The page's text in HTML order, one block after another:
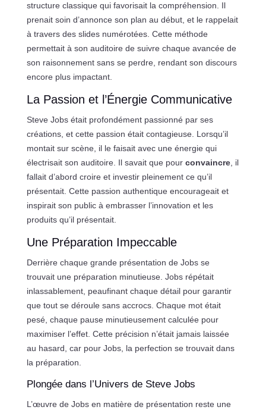
structure classique qui favorisait la compréhension. Il
prenait soin d’annonce son plan au début, et le rappelait
à travers des slides numérotées. Cette méthode
permettait à son auditoire de suivre chaque avancée de
son raisonnement sans se perdre, rendant son discours
encore plus impactant.
La Passion et l’Énergie Communicative
Steve Jobs était profondément passionné par ses
créations, et cette passion était contagieuse. Lorsqu’il
montait sur scène, il le faisait avec une énergie qui
électrisait son auditoire. Il savait que pour convaincre, il
fallait d’abord croire et investir pleinement ce qu’il
présentait. Cette passion authentique encourageait et
inspirait son public à embrasser l’innovation et les
produits qu’il présentait.
Une Préparation Impeccable
Derrière chaque grande présentation de Jobs se
trouvait une préparation minutieuse. Jobs répétait
inlassablement, peaufinant chaque détail pour garantir
que tout se déroule sans accrocs. Chaque mot était
pesé, chaque pause minutieusement calculée pour
maximiser l’effet. Cette précision n’était jamais laissée
au hasard, car pour Jobs, la perfection se trouvait dans
la préparation.
Plongée dans l’Univers de Steve Jobs
L’œuvre de Jobs en matière de présentation reste une